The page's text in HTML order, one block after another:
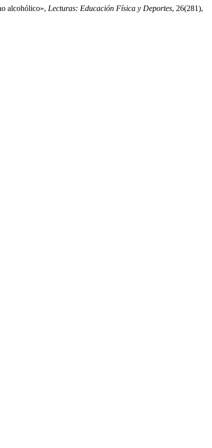
alcohólico», Lecturas: Educación Física y Deportes, 26(281),